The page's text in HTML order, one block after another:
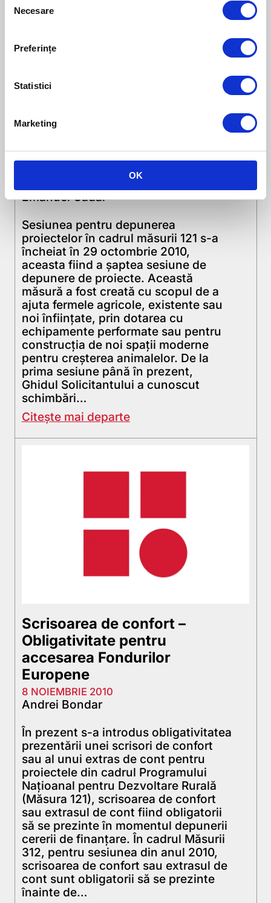
Selection
Necesare
Preferințe
Statistici
Marketing
OK
Măsura 121 – Modernizarea
exploatațiilor agricole
Emanuel Cadar
Sesiunea pentru depunerea
proiectelor în cadrul măsurii 121 s-a
încheiat în 29 octombrie 2010,
aceasta fiind a șaptea sesiune de
depunere de proiecte. Această
măsură a fost creată cu scopul de a
ajuta fermele agricole, existente sau
noi înființate, prin dotarea cu
echipamente performate sau pentru
construcția de noi spații moderne
pentru creșterea animalelor. De la
prima sesiune până în prezent,
Ghidul Solicitantului a cunoscut
schimbări…
Citește mai departe
Scrisoarea de confort –
Obligativitate pentru
accesarea Fondurilor
Europene
8 NOIEMBRIE 2010
Andrei Bondar
În prezent s-a introdus obligativitatea
prezentării unei scrisori de confort
sau al unui extras de cont pentru
proiectele din cadrul Programului
Naţioanal pentru Dezvoltare Rurală
(Măsura 121), scrisoarea de confort
sau extrasul de cont fiind obligatorii
să se prezinte în momentul depunerii
cererii de finanţare. În cadrul Măsurii
312, pentru sesiunea din anul 2010,
scrisoarea de confort sau extrasul de
cont sunt obligatorii să se prezinte
înainte de…